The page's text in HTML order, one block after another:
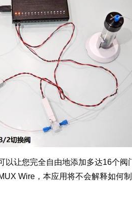
让您完全自由地添加多达16个阀
Wire，本应用将不会解释如何